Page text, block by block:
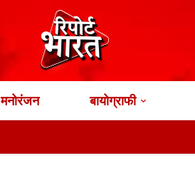
मनोरंजन बायोग्राफी